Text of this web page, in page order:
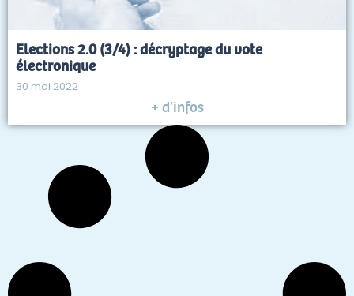
Elections 2.0 (3/4) : décryptage du vote
électronique
30 mai 2022
+ d'infos